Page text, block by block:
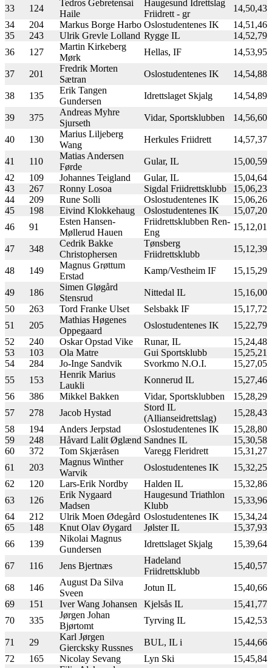
33 124
Tedros Gebretensai
Haile
Haugesund Idrettslag
Friidrett - gr
14,50,43
34
204 Markus Borge Harbo Oslostudentenes IK
14,51,46
35
243 Ulrik Grevle Lolland Rygge IL
14,52,79
36
127
Martin Kirkeberg
Mørk
Hellas, IF 14,53,95
37 201
Fredrik Morten
Sætran
Oslostudentenes IK 14,54,88
38 135
Erik Tangen
Gundersen
Idrettslaget Skjalg 14,54,89
39 375
Andreas Myhre
Sjurseth
Vidar, Sportsklubben 14,56,60
40 130
Marius Liljeberg
Wang
Herkules Friidrett 14,57,37
41 110
Matias Andersen
Førde
Gular, IL
15,00,59
42
109 Johannes Teigland Gular, IL
15,04,64
43
267 Ronny Losoa Sigdal Friidrettsklubb
15,06,23
44
209 Rune Solli Oslostudentenes IK
15,06,26
45
198 Eivind Klokkehaug Oslostudentenes IK
15,07,20
46
91
Esten Hansen-
Møllerud Hauen
Friidrettsklubben Ren-
Eng
15,12,01
47 348
Cedrik Bakke
Christophersen
Tønsberg
Friidrettsklubb
15,12,39
48 149
Magnus Grøttum
Erstad
Kamp/Vestheim IF 15,15,29
49 186
Simen Gløgård
Stensrud
Nittedal IL
15,16,00
50
263 Tord Franke Ulset Selsbakk IF
15,17,72
51
205
Mathias Høgenes
Oppegaard
Oslostudentenes IK
15,22,79
52
240 Oskar Opstad Vike Runar, IL
15,24,48
53
103 Ola Matre Gui Sportsklubb
15,25,21
54
284 Jo-Inge Sandvik Svorkmo N.O.I.
15,27,05
55
153
Henrik Marius
Laukli
Konnerud IL
15,27,46
56
386 Mikkel Bakken Vidar, Sportsklubben
15,28,29
57
278 Jacob Hystad
Stord IL
(Allianseidrettslag)
15,28,43
58
194 Anders Jerpstad Oslostudentenes IK
15,28,80
59
248 Håvard Lalit Øglænd Sandnes IL
15,30,58
60
372 Tom Skjæråsen Varegg Fleridrett
15,31,27
61
203
Magnus Winther
Warvik
Oslostudentenes IK
15,32,25
62
120 Lars-Erik Nordby Halden IL
15,32,86
63
126
Erik Nygaard
Madsen
Haugesund Triathlon
Klubb
15,33,96
64
212 Ulrik Moen Ødegård Oslostudentenes IK
15,34,24
65
148 Knut Olav Øygard Jølster IL
15,37,93
66
139
Nikolai Magnus
Gundersen
Idrettslaget Skjalg 15,39,64
67 116 Jens Bjertnæs
Hadeland
Friidrettsklubb
15,40,57
68 146
August Da Silva
Sveen
Jotun IL
15,40,66
69
151 Iver Wang Johansen Kjelsås IL
15,41,77
70
335
Jørgen Johan
Bjørtomt
Tyrving IL 15,42,53
71 29
Karl Jørgen
Giercksky Russnes
BUL, IL i
15,44,66
72
165 Nicolay Sevang Lyn Ski
15,45,84